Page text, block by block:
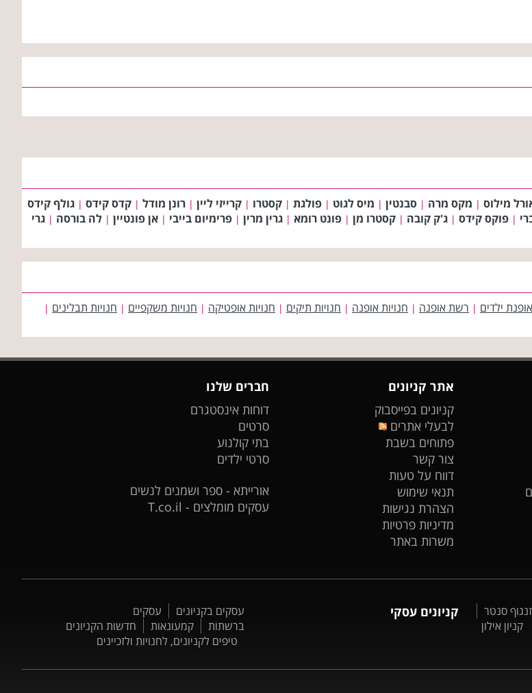
מילוס | מקס מרה | סבנטין | מיס לגוט | פולגת | קסטרו | קרייזי ליין | רונן מודל | קדס קידס | גולף קידס
| פוקס קידס | ג'ק קובה | קסטרו מן | פונט רומא | גרין מרין | פרימיום בייבי | אן פונטיין | לה בורסה | גרי
אופנת ילדים | רשת אופנה | חנויות אופנה | חנויות תיקים | חנויות אופטיקה | חנויות משקפיים | חנויות תבלינים |
אתר קניונים
קניונים בפייסבוק
לבעלי אתרים
פתוחים בשבת
צור קשר
דווח על טעות
תנאי שימוש
הצהרת נגישות
מדיניות פרטיות
משרות באתר
חברים שלנו
דוחות אינסטגרם
סרטים
בתי קולנוע
סרטי ילדים
אורייתא - ספר ושמנים לנשים
עסקים מומלצים - T.co.il
סנטר
קניון אילון
קניונים עסקי עסקים בקניונים
עסקים
ברשתות
קמעונאות
חדשות הקניונים
טיפים לקניונים, לחנויות ולזכיינים